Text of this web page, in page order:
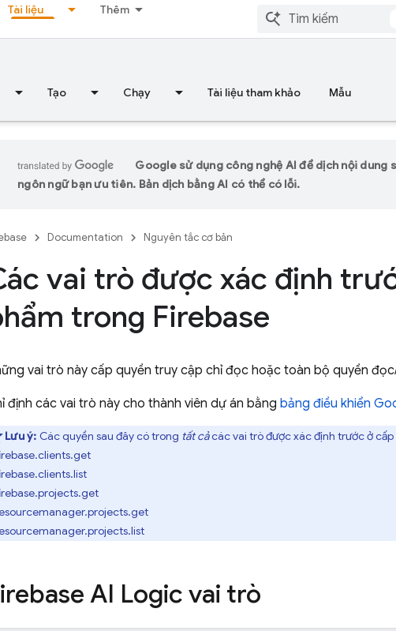
Tài liệu Thêm
Tạo Chạy Tài liệu tham khảo Mẫu
Google sử dụng công nghệ AI để dịch nội dung
ngôn ngữ bạn ưu tiên. Bản dịch bằng AI có thể có lỗi.
Documentation Nguyên tắc cơ bản
vai trò được xác định
trong Firebase
vai trò này cấp quyền truy cập chỉ đọc hoặc toàn bộ quyền
định các vai trò này cho thành viên dự án bằng bảng điều khiển
Lưu ý: Các quyền sau đây có trong tất cảcác vai trò được xác định trước ở cấp
AI Logic vai trò